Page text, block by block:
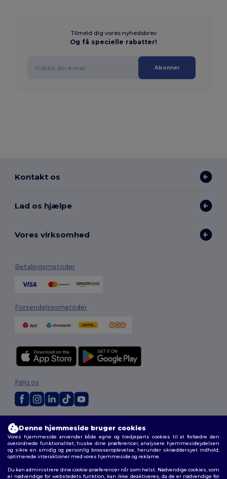
Tilmeld dig vores nyhedsbrev
Og få specielle rabatter!
Abonner
Kontakt os
Lad os hjælpe
Vores virksomhed
Betalingsmetoder
Forsendelsesmetoder
Vilkår og Betingelser|Tilpasset politik |Fortrolighedspolitik
cookies|Sitemap
Følg os
Denne hjemmeside bruger cookies
Vores hjemmeside anvender både egne og tredjeparts cookies til at forbedre den
overordnede funktionalitet, huske dine præferencer, analysere hjemmesideydelsen
og sikre en smidig og personlig browseroplevelse, herunder skræddersyet indhold,
optimerede interaktioner med vores hjemmeside og reklame.
Du kan administrere dine cookie-præferencer når som helst. Nødvendige cookies, som
er nødvendige for webstedets funktion, kan ikke deaktiveres, da de er nødvendige for